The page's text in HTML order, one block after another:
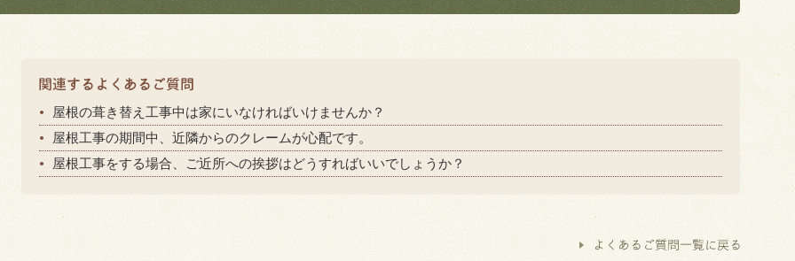
屋根の葺き替え工事中は家にいなければいけませんか？
屋根工事の期間中、近隣からのクレームが心配です。
屋根工事をする場合、ご近所への挨拶はどうすればいいでしょうか？